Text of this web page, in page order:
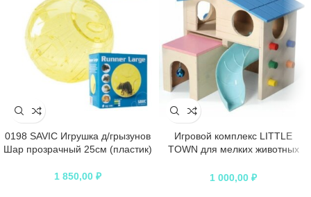
0198 SAVIC Игрушка д/грызунов
Шар прозрачный 25см (пластик)
1 850,00 ₽
Игровой комплекс LITTLE
TOWN для мелких животных
1 000,00 ₽